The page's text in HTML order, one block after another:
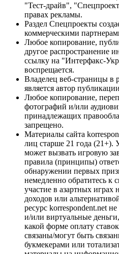
"Тест-драйв",
правах рекламы.
Раздел Спецпроекты
коммерческими
Любое копирование,
другое распространение
ссылку на "Интерфакс-
воспрещается.
Владелец веб-страницы в
является автор
Любое копирование,
фотографий и/или
принадлежащих
запрещено.
Материалы сайта
лиц старше 21 года (21+).
может вызвать игровую
правила (принципы)
обнаружении первых
немедленно обратитесь к
участие в азартных играх
доходов или
ресурс korrespondent.net
и/или виртуальные
какой форме оплату
связаны/могут быть
букмекерами или